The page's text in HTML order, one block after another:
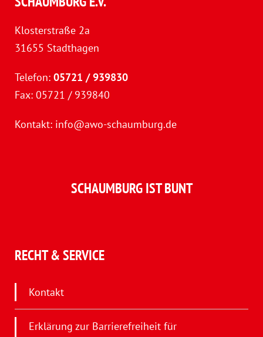
Klosterstraße 2a
31655 Stadthagen
Telefon: 05721 / 939830
Fax: 05721 / 939840
Kontakt: info@awo-schaumburg.de
SCHAUMBURG IST BUNT
RECHT & SERVICE
Kontakt
Erklärung zur Barrierefreiheit für